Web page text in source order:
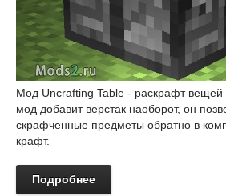
Мод Uncrafting Table - раскрафт
мод добавит верстак наоборот, он
скрафченные предметы обратно в
крафт.
Подробнее